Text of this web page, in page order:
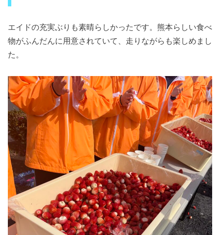
エイドの充実ぶりも素晴らしかったです。熊本らしい食べ
物がふんだんに用意されていて、走りながらも楽しめまし
た。